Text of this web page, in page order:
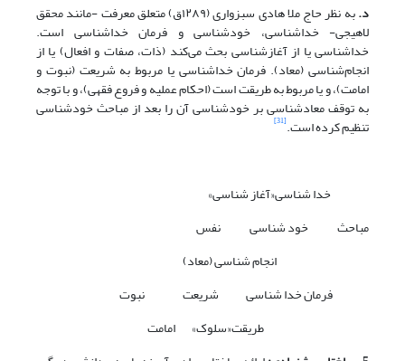
د. به نظر حاج ملا هادی سبزواری (۱۲۸۹ق) متعلق معرفت -مانند محقق
لاهیجی- خداشناسی، خودشناسی و فرمان خداشناسی است.
خداشناسی یا از آغازشناسی بحث می‌کند (ذات، صفات و افعال) یا از
انجام‌شناسی (معاد). فرمان خداشناسی یا مربوط به شریعت (نبوت و
امامت)، و یا مربوط به طریقت است (احکام عملیه و فروع فقهی)، و با توجه
به توقف معادشناسی بر خودشناسی آن را بعد از مباحث خودشناسی
تنظیم کرده است.[31]
خدا شناسی«آغاز شناسی»
مباحث خود شناسی نفس
انجام شناسی (معاد)
فرمان خدا شناسی شریعت نبوت
طریقت«سلوک» امامت